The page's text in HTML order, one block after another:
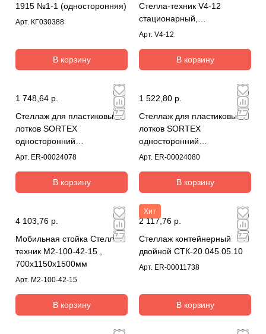
1915 №1-1 (односторонняя)
Арт. КГ030388
В корзину
Стелла-техник V4-12
стационарный,
односторонний, 12 ячеек с
Арт. V4-12
В корзину
1 748,64 р.
Стеллаж для пластиковых
лотков SORTEX
односторонний
1800x1000x450.01
Арт. ER-00024078
В корзину
1 522,80 р.
Стеллаж для пластиковых
лотков SORTEX
односторонний
1800x1000x450.02
Арт. ER-00024080
В корзину
4 103,76 р.
Мобильная стойка Стелла-
техник M2-100-42-15 ,
700х1150х1500мм
Арт. M2-100-42-15
В корзину
Хит
2 117,76 р.
Стеллаж контейнерный
двойной СТК-20.045.05.10
Арт. ER-00011738
В корзину